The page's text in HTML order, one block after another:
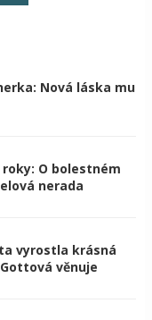
Nová láska mu
O bolestném
nerada
vyrostla krásná
věnuje